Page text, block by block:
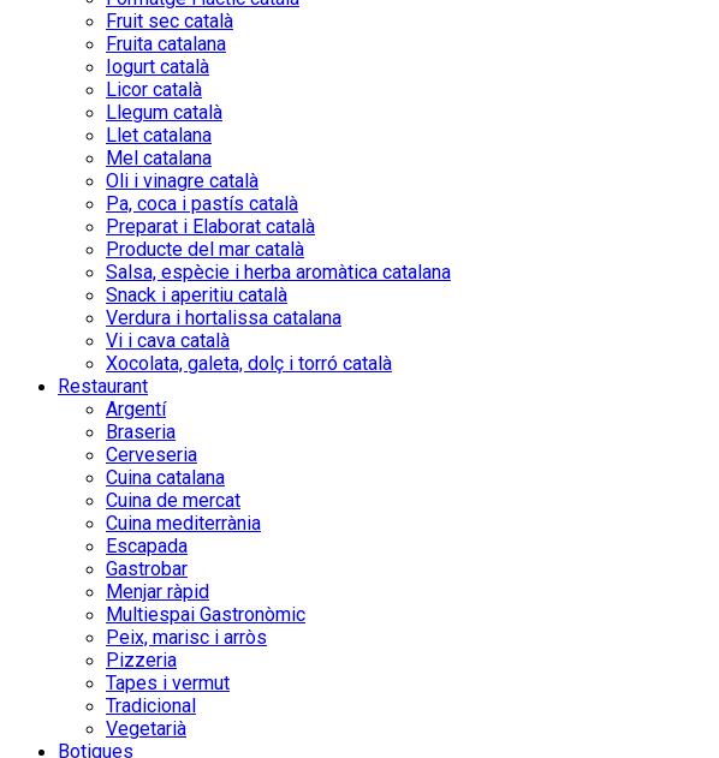
Fruit sec català
Fruita catalana
Iogurt català
Licor català
Llegum català
Llet catalana
Mel catalana
Oli i vinagre català
Pa, coca i pastís català
Preparat i Elaborat català
Producte del mar català
Salsa, espècie i herba aromàtica catalana
Snack i aperitiu català
Verdura i hortalissa catalana
Vi i cava català
Xocolata, galeta, dolç i torró català
Restaurant
Argentí
Braseria
Cerveseria
Cuina catalana
Cuina de mercat
Cuina mediterrània
Escapada
Gastrobar
Menjar ràpid
Multiespai Gastronòmic
Peix, marisc i arròs
Pizzeria
Tapes i vermut
Tradicional
Vegetarià
Botigues